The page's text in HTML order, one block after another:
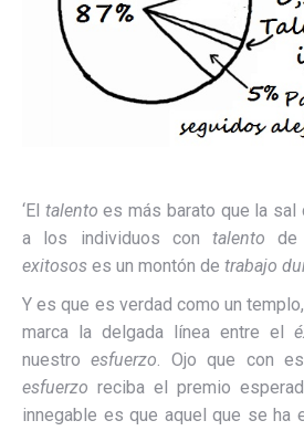
‘El talento es más barato que la sal
a los individuos contalento de
exitosos es un montón de trabajo
Y es que es verdad como un
marca la delgada línea entre el
nuestroesfuerzo. Ojo que con
esfuerzo reciba el premio
innegable es que aquel que se ha